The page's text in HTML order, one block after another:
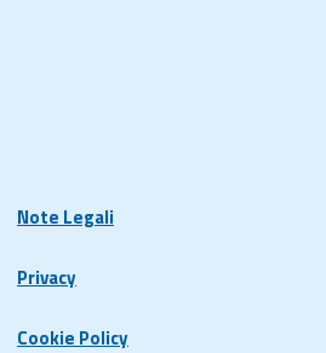
Note Legali
Privacy
Cookie Policy